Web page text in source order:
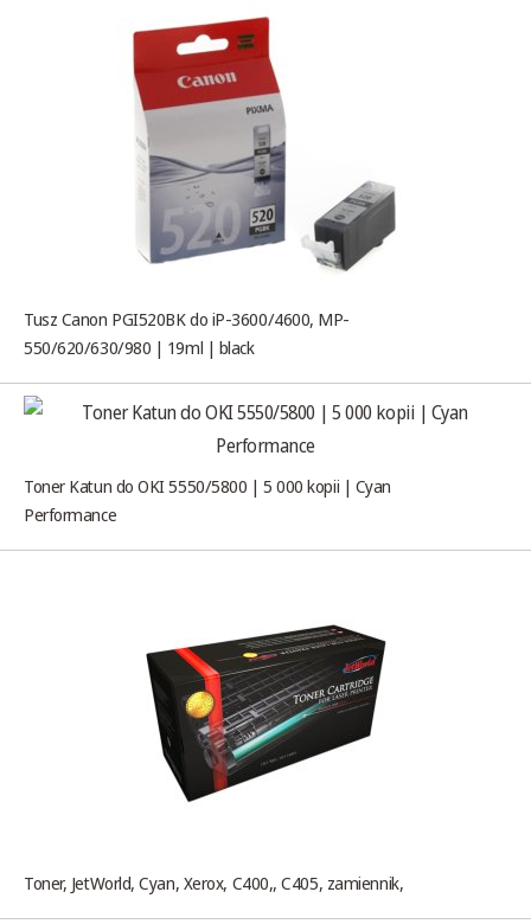
Tusz Canon PGI520BK do iP-3600/4600, MP-
550/620/630/980 | 19ml | black
Toner Katun do OKI 5550/5800 | 5 000 kopii | Cyan
Performance
Toner, JetWorld, Cyan, Xerox, C400,, C405, zamiennik,